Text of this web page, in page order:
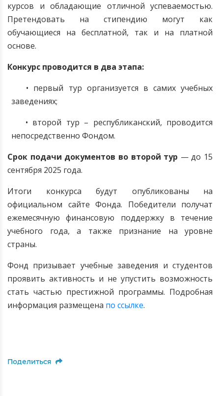
курсов и обладающие отличной успеваемостью.
Претендовать на стипендию могут как
обучающиеся на бесплатной, так и на платной
основе.
Конкурс проводится в два этапа:
• первый тур организуется в самих учебных
заведениях;
• второй тур – республиканский, проводится
непосредственно Фондом.
Срок подачи документов во второй тур — до 15
сентября 2025 года.
Итоги конкурса будут опубликованы на
официальном сайте Фонда. Победители получат
ежемесячную финансовую поддержку в течение
учебного года, а также признание на уровне
страны.
Фонд призывает учебные заведения и студентов
проявить активность и не упустить возможность
стать частью престижной программы. Подробная
информация размещена по ссылке.
Поделиться